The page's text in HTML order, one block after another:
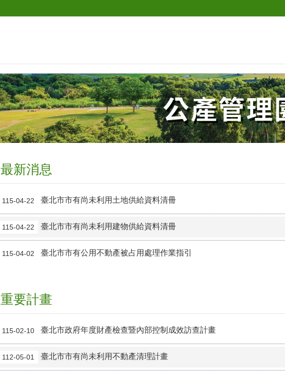
最新消息
115-04-22 臺北市市有尚未利用土地供給資料清冊
115-04-22 臺北市市有尚未利用建物供給資料清冊
115-04-02 臺北市市有公用不動產被占用處理作業指引
重要計畫
115-02-10 臺北市政府年度財產檢查暨內部控制成效訪查計畫
112-05-01 臺北市市有尚未利用不動產清理計畫